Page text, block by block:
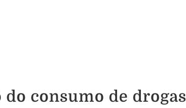
consumo de drogas